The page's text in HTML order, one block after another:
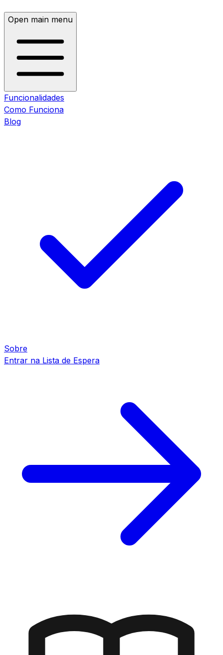
Open main menu
Funcionalidades
Como Funciona
Blog
Sobre
Entrar na Lista de Espera